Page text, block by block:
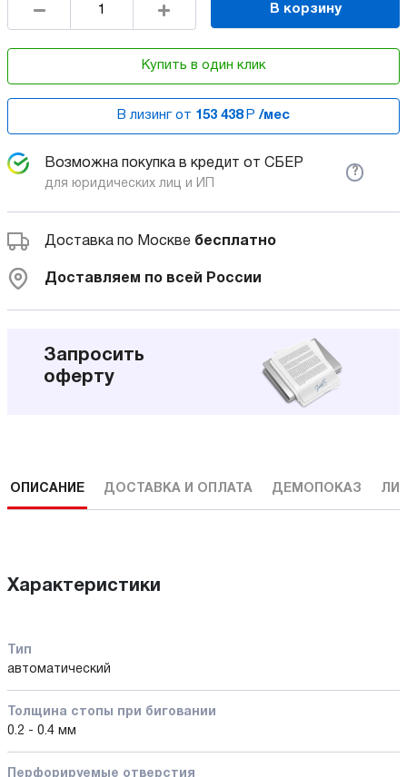
В корзину
Купить в один клик
В лизинг от 153 438 Р /мес
Возможна покупка в кредит от СБЕР
для юридических лиц и ИП
?
Доставка по Москве бесплатно
Доставляем по всей России
Запросить
оферту
ОПИСАНИЕ ДОСТАВКА И ОПЛАТА ДЕМОПОКАЗ
Характеристики
Тип
автоматический
Толщина стопы при биговании
0.2 - 0.4 мм
Перфорируемые отверстия